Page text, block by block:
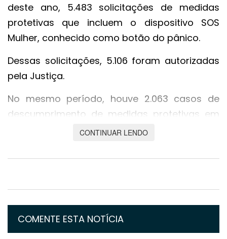
deste ano, 5.483 solicitações de medidas
protetivas que incluem o dispositivo SOS
Mulher, conhecido como botão do pânico.
Dessas solicitações, 5.106 foram autorizadas
pela Justiça.
No mesmo período, houve 2.063 casos de
descumprimento de medidas protetivas em
situações de desobediência às medidas de
CONTINUAR LENDO
COMENTE ESTA NOTÍCIA